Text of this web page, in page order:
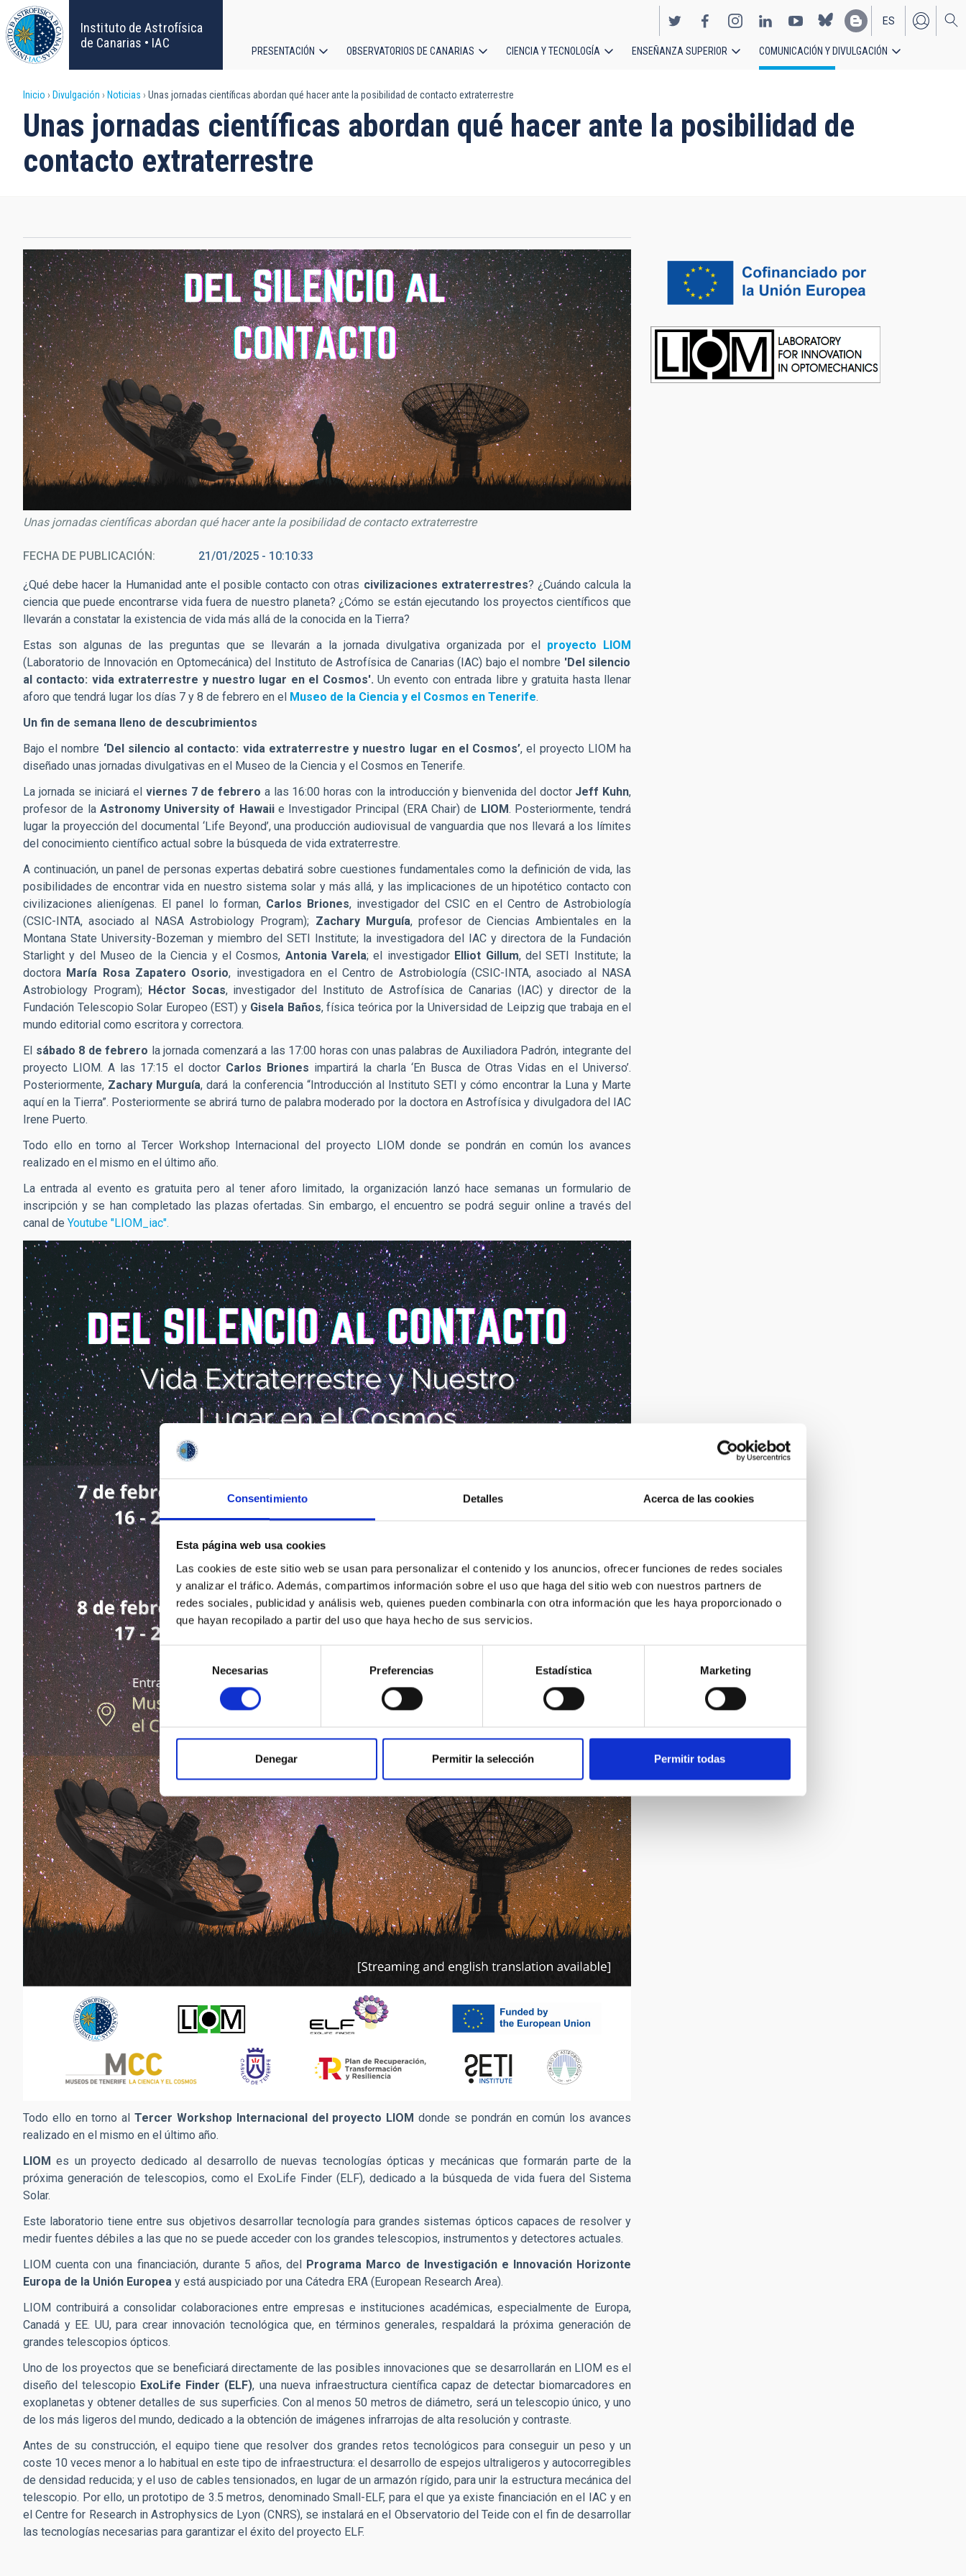
Consentimiento Detalles Acerca de las cookies
Esta página web usa cookies
Las cookies de este sitio web se usan para personalizar el contenido y los anuncios, ofrecer funciones de redes sociales
y analizar el tráfico. Además, compartimos información sobre el uso que haga del sitio web con nuestros partners de
redes sociales, publicidad y análisis web, quienes pueden combinarla con otra información que les haya proporcionado o
que hayan recopilado a partir del uso que haya hecho de sus servicios.
Selección
de
consentimiento
Necesarias Preferencias Estadística Marketing
Denegar Permitir la selección Permitir todas
Pasar
al
contenido
principal
Instituto de Astrofísica
de Canarias • IAC
EN
ES
principal
PRESENTACIÓN OBSERVATORIOS DE CANARIAS CIENCIA Y TECNOLOGÍA ENSEÑANZA SUPERIOR COMUNICACIÓN Y DIVULGACIÓN
Sobrescribir
enlaces
de
a
la
navegación
Inicio Divulgación Noticias Unas jornadas científicas abordan qué hacer ante la posibilidad de contacto extraterrestre
Unas jornadas científicas abordan qué hacer ante la posibilidad de
contacto extraterrestre
Unas jornadas científicas abordan qué hacer ante la posibilidad de contacto extraterrestre
FECHA DE PUBLICACIÓN 21/01/2025 - 10:10:33
¿Qué debe hacer la Humanidad ante el posible contacto con otras civilizaciones extraterrestres? ¿Cuándo calcula la
ciencia que puede encontrarse vida fuera de nuestro planeta? ¿Cómo se están ejecutando los proyectos científicos que
llevarán a constatar la existencia de vida más allá de la conocida en la Tierra?
Estas son algunas de las preguntas que se llevarán a la jornada divulgativa organizada por el proyecto LIOM
(Laboratorio de Innovación en Optomecánica) del Instituto de Astrofísica de Canarias (IAC) bajo el nombre 'Del silencio
al contacto: vida extraterrestre y nuestro lugar en el Cosmos'. Un evento con entrada libre y gratuita hasta llenar
aforo que tendrá lugar los días 7 y 8 de febrero en el Museo de la Ciencia y el Cosmos en Tenerife.
Un fin de semana lleno de descubrimientos
Bajo el nombre ‘Del silencio al contacto: vida extraterrestre y nuestro lugar en el Cosmos’, el proyecto LIOM ha
diseñado unas jornadas divulgativas en el Museo de la Ciencia y el Cosmos en Tenerife.
La jornada se iniciará el viernes 7 de febrero a las 16:00 horas con la introducción y bienvenida del doctor Jeff Kuhn,
profesor de la Astronomy University of Hawaiie Investigador Principal (ERA Chair) de LIOM. Posteriormente, tendrá
lugar la proyección del documental ‘Life Beyond’, una producción audiovisual de vanguardia que nos llevará a los límites
del conocimiento científico actual sobre la búsqueda de vida extraterrestre.
A continuación, un panel de personas expertas debatirá sobre cuestiones fundamentales como la definición de vida, las
posibilidades de encontrar vida en nuestro sistema solar y más allá, y las implicaciones de un hipotético contacto con
civilizaciones alienígenas. El panel lo forman, Carlos Briones, investigador del CSIC en el Centro de Astrobiología
(CSIC-INTA, asociado al NASA Astrobiology Program); Zachary Murguía, profesor de Ciencias Ambientales en la
Montana State University-Bozeman y miembro del SETI Institute; la investigadora del IAC y directora de la Fundación
Starlight y del Museo de la Ciencia y el Cosmos, Antonia Varela; el investigador Elliot Gillum, del SETI Institute; la
doctora María Rosa Zapatero Osorio, investigadora en el Centro de Astrobiología (CSIC-INTA, asociado al NASA
Astrobiology Program); Héctor Socas, investigador del Instituto de Astrofísica de Canarias (IAC) y director de la
Fundación Telescopio Solar Europeo (EST) y Gisela Baños, física teórica por la Universidad de Leipzig que trabaja en el
mundo editorial como escritora y correctora.
El sábado 8 de febrero la jornada comenzará a las 17:00 horas con unas palabras de Auxiliadora Padrón, integrante del
proyecto LIOM. A las 17:15 el doctor Carlos Briones impartirá la charla ‘En Busca de Otras Vidas en el Universo’.
Posteriormente, Zachary Murguía, dará la conferencia “Introducción al Instituto SETI y cómo encontrar la Luna y Marte
aquí en la Tierra”. Posteriormente se abrirá turno de palabra moderado por la doctora en Astrofísica y divulgadora del IAC
Irene Puerto.
Todo ello en torno al Tercer Workshop Internacional del proyecto LIOM donde se pondrán en común los avances
realizado en el mismo en el último año.
La entrada al evento es gratuita pero al tener aforo limitado, la organización lanzó hace semanas un formulario de
inscripción y se han completado las plazas ofertadas. Sin embargo, el encuentro se podrá seguir online a través del
canal de Youtube "LIOM_iac".
Todo ello en torno alTercer Workshop Internacional del proyecto LIOM donde se pondrán en común los avances
realizado en el mismo en el último año.
LIOMes un proyecto dedicado al desarrollo de nuevas tecnologías ópticas y mecánicas que formarán parte de la
próxima generación de telescopios, como el ExoLife Finder (ELF), dedicado a la búsqueda de vida fuera del Sistema
Solar.
Este laboratorio tiene entre sus objetivos desarrollar tecnología para grandes sistemas ópticos capaces de resolver y
medir fuentes débiles a las que no se puede acceder con los grandes telescopios, instrumentos y detectores actuales.
LIOM cuenta con una financiación, durante 5 años, del Programa Marco de Investigación e Innovación Horizonte
Europa de la Unión Europea y está auspiciado por una Cátedra ERA (European Research Area).
LIOM contribuirá a consolidar colaboraciones entre empresas e instituciones académicas, especialmente de Europa,
Canadá y EE. UU, para crear innovación tecnológica que, en términos generales, respaldará la próxima generación de
grandes telescopios ópticos.
Uno de los proyectos que se beneficiará directamente de las posibles innovaciones que se desarrollarán en LIOM es el
diseño del telescopio ExoLife Finder (ELF), una nueva infraestructura científica capaz de detectar biomarcadores en
exoplanetas y obtener detalles de sus superficies. Con al menos 50 metros de diámetro, será un telescopio único, y uno
de los más ligeros del mundo, dedicado a la obtención de imágenes infrarrojas de alta resolución y contraste.
Antes de su construcción, el equipo tiene que resolver dos grandes retos tecnológicos para conseguir un peso y un
coste 10 veces menor a lo habitual en este tipo de infraestructura: el desarrollo de espejos ultraligeros y autocorregibles
de densidad reducida; y el uso de cables tensionados, en lugar de un armazón rígido, para unir la estructura mecánica del
telescopio. Por ello, un prototipo de 3.5 metros, denominado Small-ELF, para el que ya existe financiación en el IAC y en
el Centre for Research in Astrophysics de Lyon (CNRS), se instalará en el Observatorio del Teide con el fin de desarrollar
las tecnologías necesarias para garantizar el éxito del proyecto ELF.